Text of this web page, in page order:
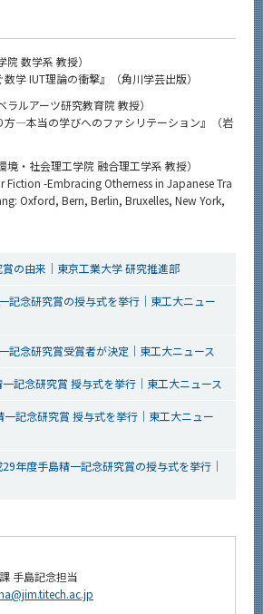
数学系 教授）
数学 IUT理論の衝撃』（角川学芸出版）
ルアーツ研究教育院 教授）
方—本当の学びへのファシリテーション』（岩
境・社会理工学院 融合理工学系 教授）
Fiction -Embracing Otherness in Japanese Tra
Oxford, Bern, Berlin, Bruxelles, New York,
の由来｜東京工業大学 研究推進部
記念研究賞の授与式を挙行｜東工大ニュー
記念研究賞受賞者が決定｜東工大ニュース
記念研究賞 授与式を挙行｜東工大ニュース
記念研究賞 授与式を挙行｜東工大ニュー
年度手島精一記念研究賞の授与式を挙行｜
手島記念担当